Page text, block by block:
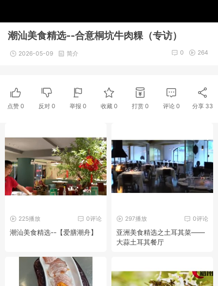
潮汕美食精选--合意桐坑牛肉粿（专访）
2026-05-09 简介 264
0
点赞 0 反对 0 举报 0 收藏 0 打赏 0 评论 0 分享 33
0评论
225播放
潮汕美食精选--【爱膳潮舟】
0评论
297播放
亚洲美食精选之土耳其菜——
大蒜土耳其餐厅